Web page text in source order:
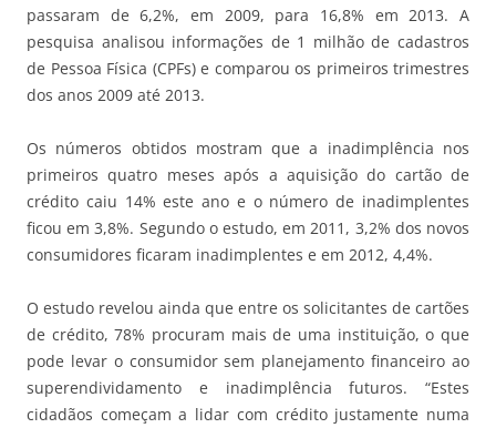
passaram de 6,2%, em 2009, para 16,8% em 2013. A
pesquisa analisou informações de 1 milhão de cadastros
de Pessoa Física (CPFs) e comparou os primeiros trimestres
dos anos 2009 até 2013.
Os números obtidos mostram que a inadimplência nos
primeiros quatro meses após a aquisição do cartão de
crédito caiu 14% este ano e o número de inadimplentes
ficou em 3,8%. Segundo o estudo, em 2011, 3,2% dos novos
consumidores ficaram inadimplentes e em 2012, 4,4%.
O estudo revelou ainda que entre os solicitantes de cartões
de crédito, 78% procuram mais de uma instituição, o que
pode levar o consumidor sem planejamento financeiro ao
superendividamento e inadimplência futuros. “Estes
cidadãos começam a lidar com crédito justamente numa